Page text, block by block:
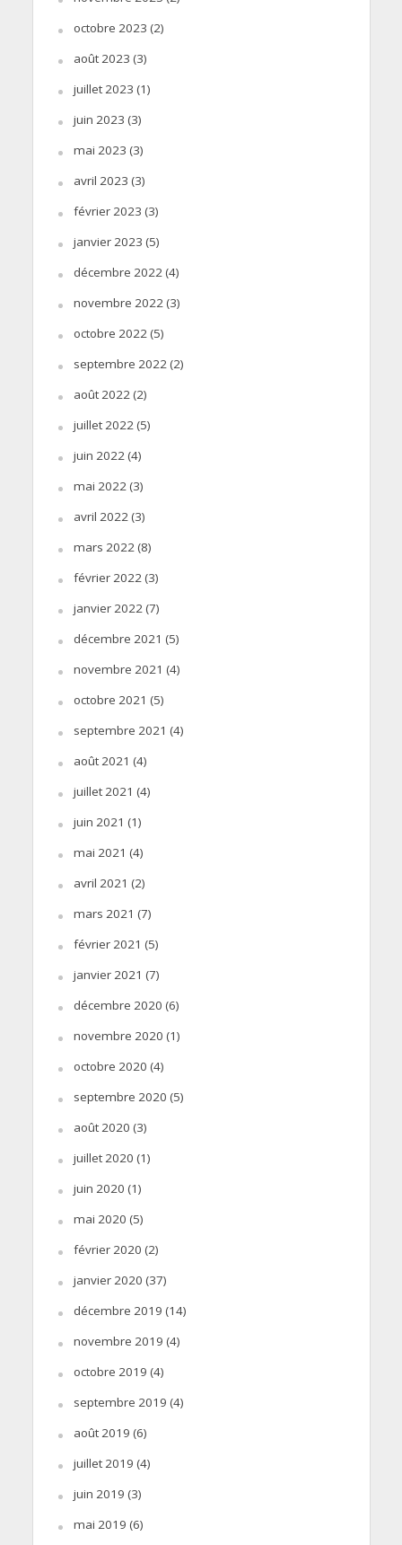
octobre 2023 (2)
août 2023 (3)
juillet 2023 (1)
juin 2023 (3)
mai 2023 (3)
avril 2023 (3)
février 2023 (3)
janvier 2023 (5)
décembre 2022(4)
novembre 2022(3)
octobre 2022(5)
septembre 2022(2)
août 2022(2)
juillet 2022(5)
juin 2022(4)
mai 2022(3)
avril 2022(3)
mars 2022(8)
février 2022(3)
janvier 2022(7)
décembre 2021 (5)
novembre 2021 (4)
octobre 2021 (5)
septembre 2021 (4)
août 2021 (4)
juillet 2021 (4)
juin 2021 (1)
mai 2021 (4)
avril 2021 (2)
mars 2021 (7)
février 2021 (5)
janvier 2021 (7)
décembre 2020 (6)
novembre 2020 (1)
octobre 2020 (4)
septembre 2020 (5)
août 2020 (3)
juillet 2020 (1)
juin 2020 (1)
mai 2020 (5)
février 2020 (2)
janvier 2020 (37)
décembre 2019 (14)
novembre 2019 (4)
octobre 2019 (4)
septembre 2019 (4)
août 2019 (6)
juillet 2019 (4)
juin 2019 (3)
mai 2019 (6)